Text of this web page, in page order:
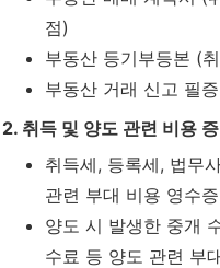
점)
부동산 등기부등본 (
부동산 거래 신고 필증
2. 취득 및 양도 관련 비용
취득세, 등록세, 법무
관련 부대 비용 영수증
양도 시 발생한 중개
수료 등 양도 관련 부